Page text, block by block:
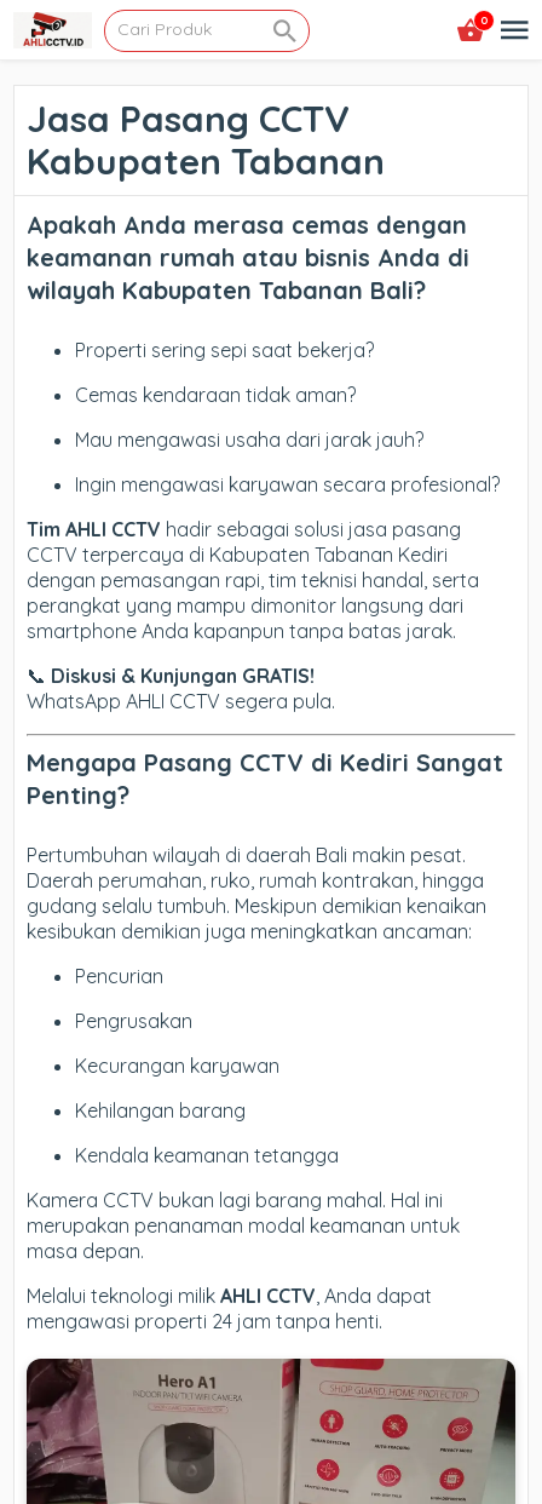
0
Jasa Pasang CCTV
Kabupaten Tabanan
Apakah Anda merasa cemas dengan
keamanan rumah atau bisnis Anda di
wilayah Kabupaten Tabanan Bali?
Properti sering sepi saat bekerja?
Cemas kendaraan tidak aman?
Mau mengawasi usaha dari jarak jauh?
Ingin mengawasi karyawan secara profesional?
Tim AHLI CCTV hadir sebagai solusi jasa pasang
CCTV terpercaya di Kabupaten Tabanan Kediri
dengan pemasangan rapi, tim teknisi handal, serta
perangkat yang mampu dimonitor langsung dari
smartphone Anda kapanpun tanpa batas jarak.
📞 Diskusi & Kunjungan GRATIS!
WhatsApp AHLI CCTV segera pula.
Mengapa Pasang CCTV di Kediri Sangat
Penting?
Pertumbuhan wilayah di daerah Bali makin pesat.
Daerah perumahan, ruko, rumah kontrakan, hingga
gudang selalu tumbuh. Meskipun demikian kenaikan
kesibukan demikian juga meningkatkan ancaman:
Pencurian
Pengrusakan
Kecurangan karyawan
Kehilangan barang
Kendala keamanan tetangga
Kamera CCTV bukan lagi barang mahal. Hal ini
merupakan penanaman modal keamanan untuk
masa depan.
Melalui teknologi milikAHLI CCTV, Anda dapat
mengawasi properti 24 jam tanpa henti.